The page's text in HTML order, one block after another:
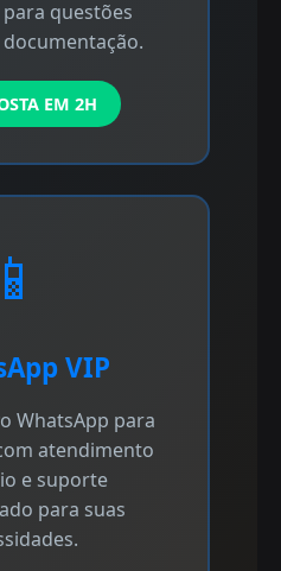
questões
EM 2H
📱
VIP
WhatsApp para
atendimento
e suporte
para suas